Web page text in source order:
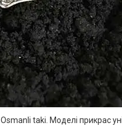
taki. Моделі прикрас